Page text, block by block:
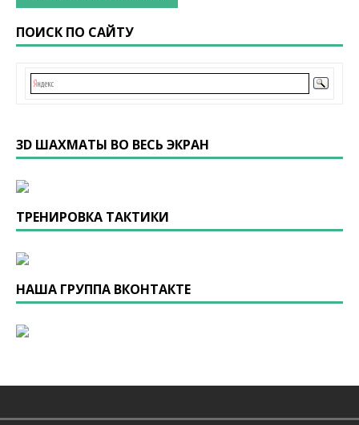
ПОИСК ПО САЙТУ
3D ШАХМАТЫ ВО ВЕСЬ ЭКРАН
ТРЕНИРОВКА ТАКТИКИ
НАША ГРУППА ВКОНТАКТЕ